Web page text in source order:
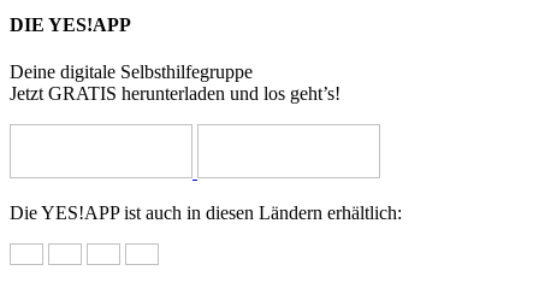
DIE YES!APP
Deine digitale Selbsthilfegruppe
Jetzt GRATIS herunterladen und los geht’s!
Die YES!APP ist auch in diesen Ländern erhältlich: